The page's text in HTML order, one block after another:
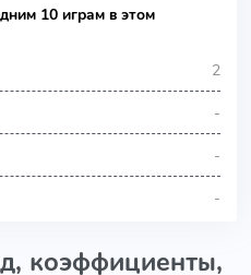
10 играм в этом
2
-
-
-
коэффициенты,